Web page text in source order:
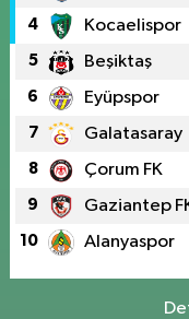
4 Kocaelispor
5 Beşiktaş
6 Eyüpspor
7 Galatasaray
8 Çorum FK
9 Gaziantep
10 Alanyaspor